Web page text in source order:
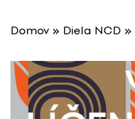
Domov » Diela NCD »